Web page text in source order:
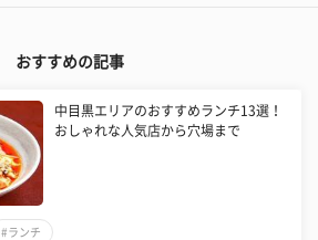
おすすめの記事
中目黒エリアのおすすめランチ13選！
おしゃれな人気店から穴場まで
#ランチ